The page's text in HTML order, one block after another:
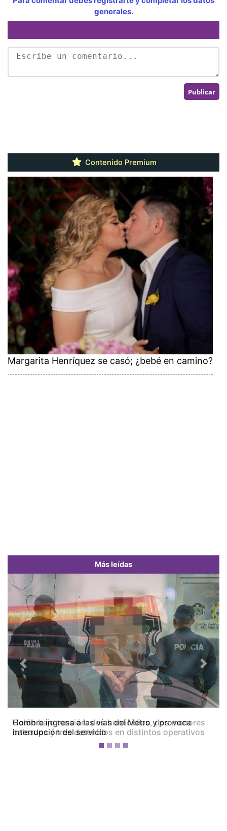
generales.
Contenido Premium
Margarita Henríquez se casó; ¿bebé en camino?
Más leídas
Colón bajo tensión: dos homicidios, dos menores
baleados y tres detenidos en distintos operativos
Previous Next